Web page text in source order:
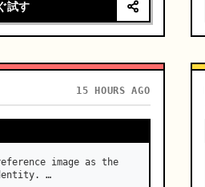
試す
15 HOURS AGO
image as the
…